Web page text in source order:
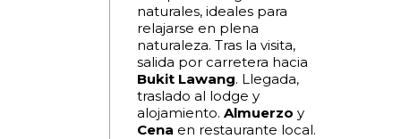
naturales, ideales para
relajarse en plena
naturaleza. Tras la visita,
salida por carretera hacia
Bukit Lawang. Llegada,
traslado al lodge y
alojamiento.Almuerzo y
Cena en restaurante local.